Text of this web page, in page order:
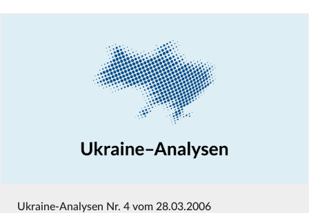
Ukraine-Analysen Nr. 4 vom 28.03.2006